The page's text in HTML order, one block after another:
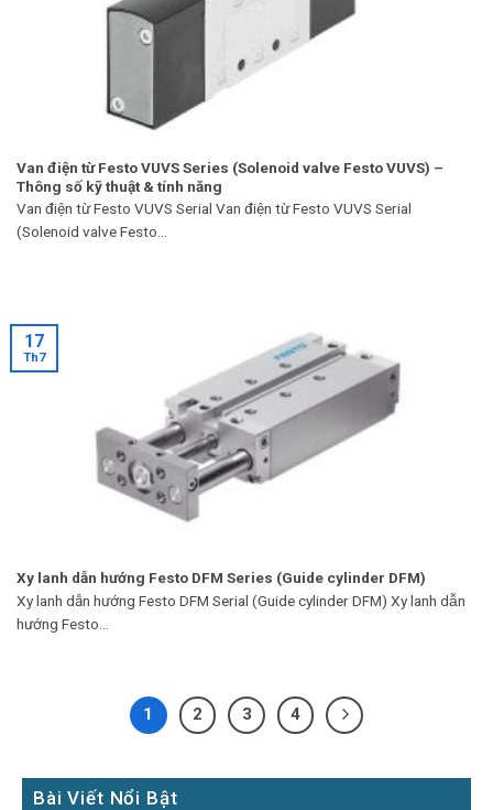
Bài Viết Nổi Bật
Van điện từ Festo VUVS Series (Solenoid valve Festo VUVS) –
Thông số kỹ thuật & tính năng
Van điện từ Festo VUVS Serial Van điện từ Festo VUVS Serial
(Solenoid valve Festo...
Xy lanh dẫn hướng Festo DFM Series (Guide cylinder DFM)
Xy lanh dẫn hướng Festo DFM Serial (Guide cylinder DFM) Xy lanh dẫn
hướng Festo...
17
Th7
1 2 3 4